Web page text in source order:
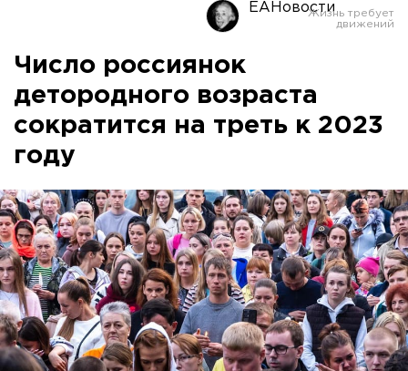
ЕАНовости
Число россиянок
детородного возраста
сократится на треть к 2023
году